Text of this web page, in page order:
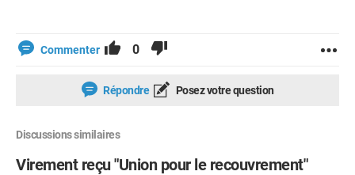
Commenter 0
Répondre Posez votre question
Discussions similaires
Virement reçu "Union pour le recouvrement"